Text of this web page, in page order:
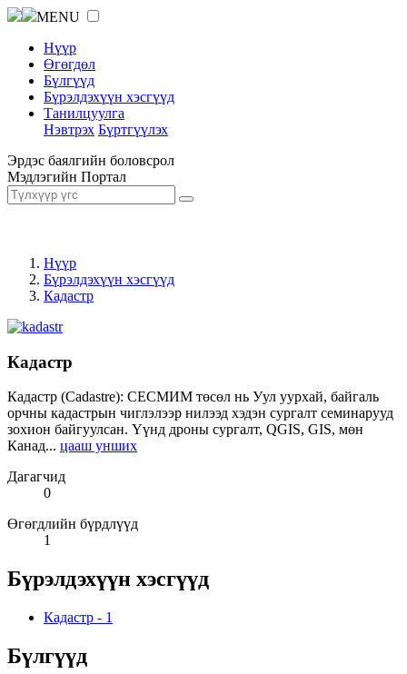
MENU
Нүүр
Өгөгдөл
Бүлгүүд
Бүрэлдэхүүн хэсгүүд
Танилцуулга
Нэвтрэх Бүртгүүлэх
Эрдэс баялгийн боловсрол
Мэдлэгийн Портал
Нүүр
Бүрэлдэхүүн хэсгүүд
Кадастр
Кадастр
Кадастр (Cadastre): СЕСМИМ төсөл нь Уул уурхай, байгаль
орчны кадастрын чиглэлээр нилээд хэдэн сургалт семинарууд
зохион байгуулсан. Үүнд дроны сургалт, QGIS, GIS, мөн
Канад... цааш унших
Дагагчид
0
Өгөгдлийн бүрдлүүд
1
Бүрэлдэхүүн хэсгүүд
Кадастр - 1
Бүлгүүд